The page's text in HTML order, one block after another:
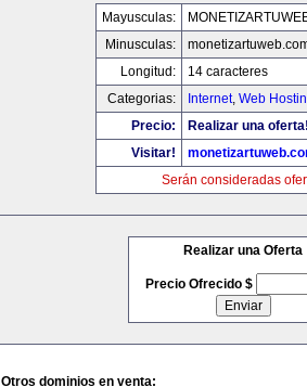
Mayusculas:
Minusculas:
Longitud:
14 caracteres
Categorias:
Internet, Web
Precio:
Realizar una
Visitar!
Serán consideradas
Realizar una Oferta
Precio Ofrecido $
Otros dominios en venta: